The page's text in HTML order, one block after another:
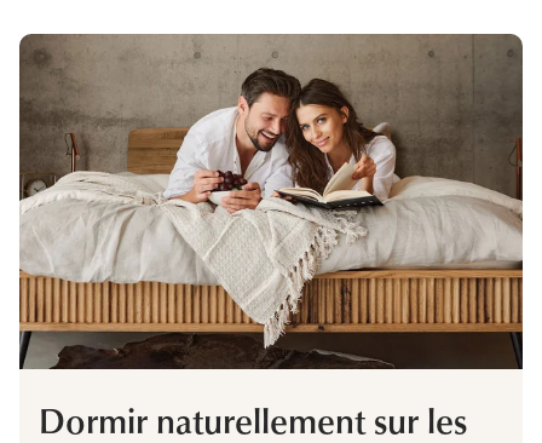
Dormir naturellement sur les